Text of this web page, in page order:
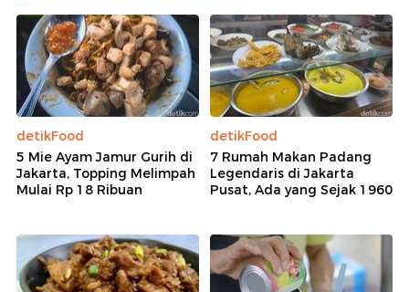
detikFood
5 Mie Ayam Jamur Gurih di
Jakarta, Topping Melimpah
Mulai Rp 18 Ribuan
detikFood
7 Rumah Makan Padang
Legendaris di Jakarta
Pusat, Ada yang Sejak 1960